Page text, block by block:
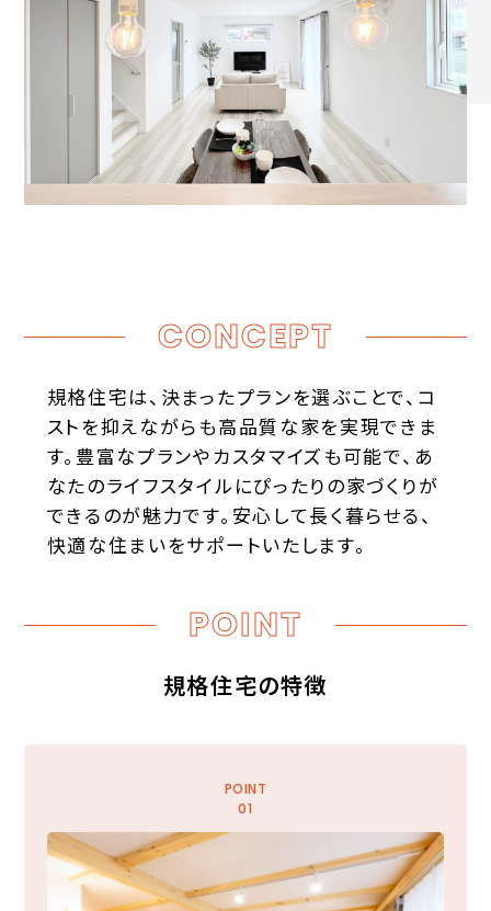
CONCEPT
規格住宅は、決まったプランを選ぶことで、コ
ストを抑えながらも高品質な家を実現できま
す。豊富なプランやカスタマイズも可能で、あ
なたのライフスタイルにぴったりの家づくりが
できるのが魅力です。安心して長く暮らせる、
快適な住まいをサポートいたします。
POINT
規格住宅の特徴
POINT
01